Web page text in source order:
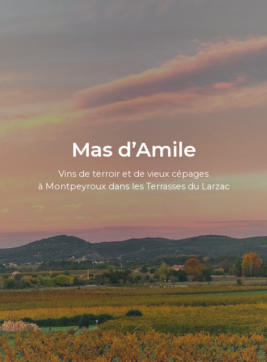
Mas d’Amile
Vins de terroir et de vieux cépages
à Montpeyroux dans les Terrasses du Larzac